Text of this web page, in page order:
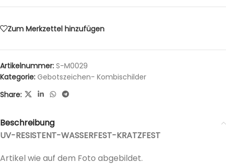
Zum Merkzettel hinzufügen
Artikelnummer: S-M0029
Kategorie: Gebotszeichen- Kombischilder
Share:
Beschreibung
UV-RESISTENT-WASSERFEST-KRATZFEST
Artikel wie auf dem Foto abgebildet.